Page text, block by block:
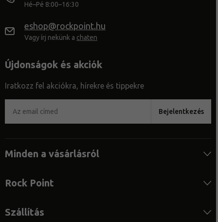
Hé–Pé 8:00–16:30
eshop@rockpoint.hu
Vagy írj nekünk a chaten
Újdonságok és akciók
Iratkozz fel akciókra, hírekre és tippekre
Bejelentkezés
Minden a vásárlásról
Rock Point
Szállítás